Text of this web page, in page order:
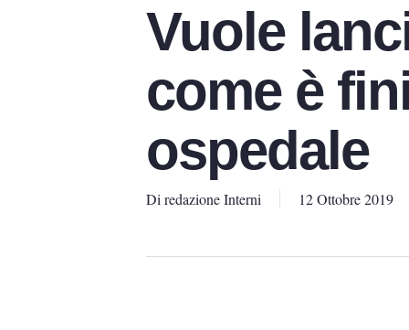
Vuole
come è
ospedale
Di redazione Interni 12 Ottobre 2019